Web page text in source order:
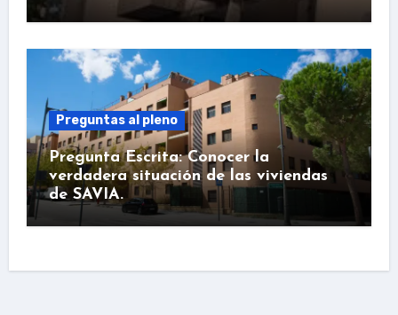
Preguntas al pleno
Pregunta Escrita: Conocer la
verdadera situación de las viviendas
de SAVIA.